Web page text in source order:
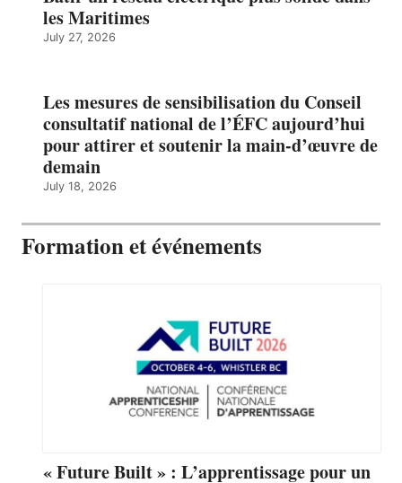
les Maritimes
July 27, 2026
Les mesures de sensibilisation du Conseil
consultatif national de l’ÉFC aujourd’hui
pour attirer et soutenir la main-d’œuvre de
demain
July 18, 2026
Formation et événements
« Future Built » : L’apprentissage pour un